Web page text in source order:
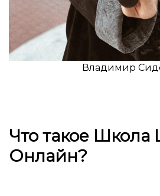
Владимир
Что такое Школа
Онлайн?